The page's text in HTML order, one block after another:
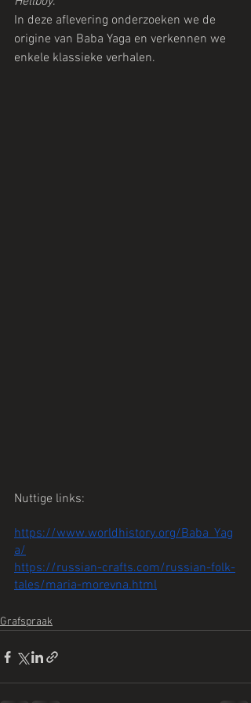
In deze aflevering onderzoeken we de
origine van Baba Yaga en verkennen we
enkele klassieke verhalen.
Nuttige links:
https://www.worldhistory.org/Baba_Yag
a/
https://russian-crafts.com/russian-folk-
tales/maria-morevna.html
Grafspraak